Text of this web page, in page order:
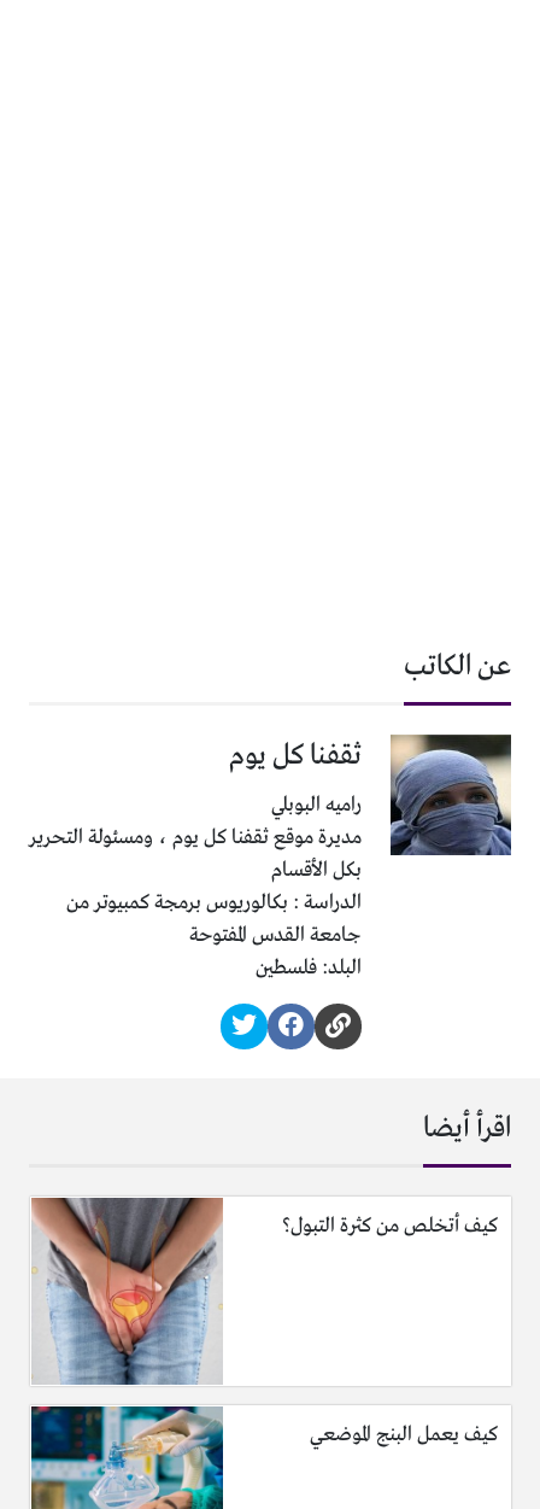
عن الكاتب
ثقفنا كل يوم
راميه البوبلي
مديرة موقع ثقفنا كل يوم ، ومسئولة التحرير
بكل الأقسام
الدراسة : بكالوريوس برمجة كمبيوتر من
جامعة القدس المفتوحة
البلد: فلسطين
اقرأ أيضا
كيف أتخلص من كثرة التبول؟
كيف يعمل البنج الموضعي